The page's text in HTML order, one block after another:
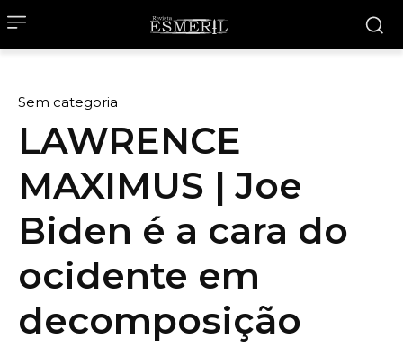
Sem categoria
LAWRENCE
MAXIMUS | Joe
Biden é a cara do
ocidente em
decomposição